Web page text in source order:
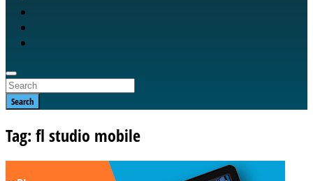
Search
Tag: fl studio mobile